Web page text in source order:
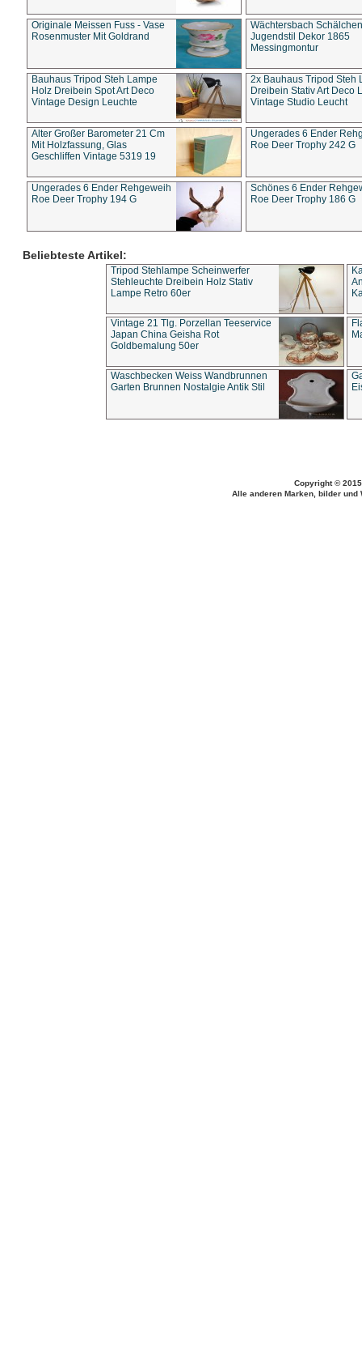
Originale Meissen Fuss - Vase
Rosenmuster Mit Goldrand
Wächtersbach Schälchen
Jugendstil Dekor 1865
Messingmontur
Bauhaus Tripod Steh Lampe
Holz Dreibein Spot Art Deco
Vintage Design Leuchte
2x Bauhaus Tripod Steh
Dreibein Stativ Art Deco
Vintage Studio Leucht
Alter Großer Barometer 21 Cm
Mit Holzfassung, Glas
Geschliffen Vintage 5319 19
Ungerades 6 Ender
Roe Deer Trophy 242 G
Ungerades 6 Ender Rehgeweih
Roe Deer Trophy 194 G
Schönes 6 Ender
Roe Deer Trophy 186 G
Beliebteste Artikel:
Tripod Stehlampe Scheinwerfer
Stehleuchte Dreibein Holz Stativ
Lampe Retro 60er
Vintage 21 Tlg. Porzellan Teeservice
Japan China Geisha Rot
Goldbemalung 50er
Waschbecken Weiss Wandbrunnen
Garten Brunnen Nostalgie Antik Stil
Copyright ©
Alle anderen Marken, bilder und